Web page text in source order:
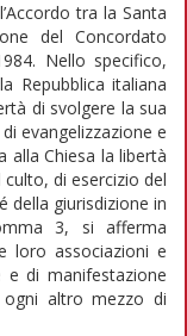
tra la Santa
del Concordato
Nello specifico,
Repubblica italiana
di svolgere la sua
evangelizzazione e
alla Chiesa la libertà
di esercizio del
della giurisdizione in
3, si afferma
loro associazioni e
e di manifestazione
altro mezzo di